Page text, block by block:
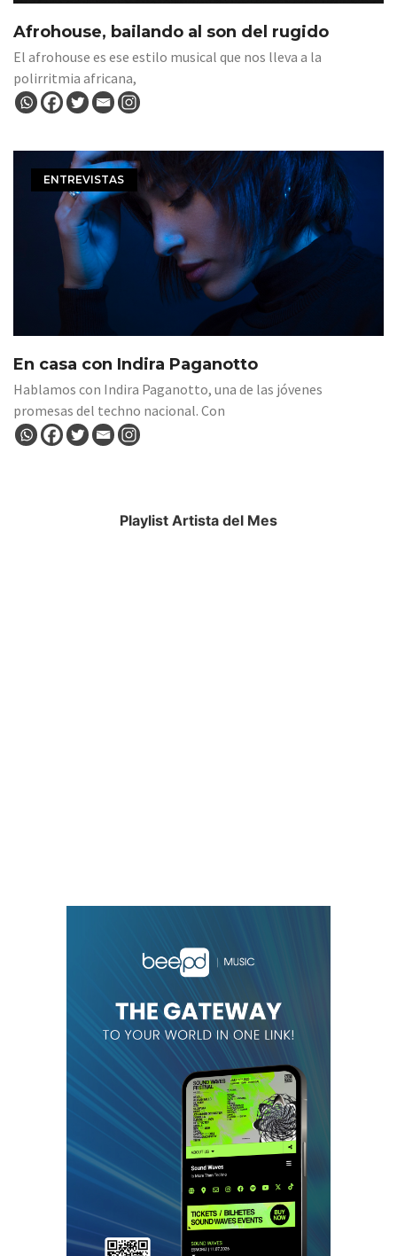
Afrohouse, bailando al son del rugido
El afrohouse es ese estilo musical que nos lleva a la
polirritmia africana,
ENTREVISTAS
En casa con Indira Paganotto
Hablamos con Indira Paganotto, una de las jóvenes
promesas del techno nacional. Con
Playlist Artista del Mes